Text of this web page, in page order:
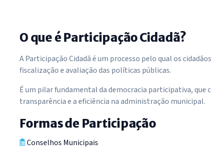
O que é Participação Cidadã?
A Participação Cidadã é um processo pelo qual os
fiscalização e avaliação das políticas públicas.
É um pilar fundamental da democracia participativa,
transparência e a eficiência na administração municipal.
Formas de Participação
Conselhos Municipais